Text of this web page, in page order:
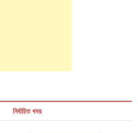
নির্বাচিত খবর